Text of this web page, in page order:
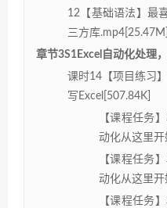
12【基础语法】最
三方库.mp4[25.47M]
章节3S1Excel自动化处理
课时14【项目练习
写Excel[507.84K]
【课程任务
动化从这里开
【课程任务
动化从这里开
【课程任务